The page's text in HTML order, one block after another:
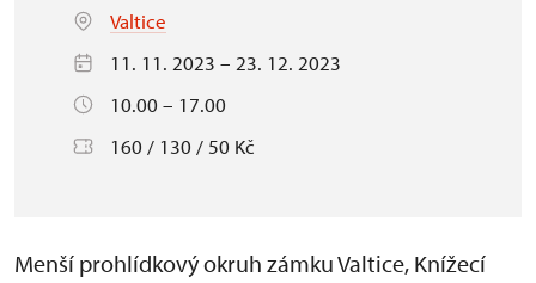
Valtice
11. 11. 2023 – 23. 12. 2023
10.00 – 17.00
160 / 130 / 50 Kč
Menší prohlídkový okruh zámku Valtice, Knížecí